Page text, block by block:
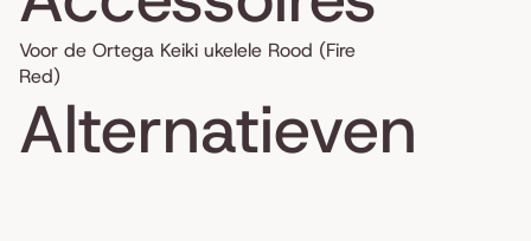
Voor de Ortega Keiki ukelele Rood (Fire
Red)
Alternatieven